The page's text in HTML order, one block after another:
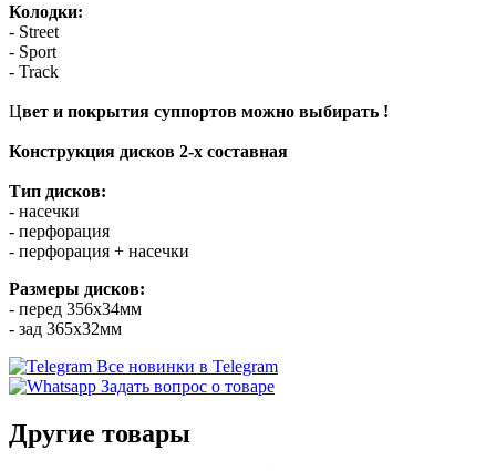
Колодки:
- Street
- Sport
- Track
Цвет и покрытия суппортов можно выбирать !
Конструкция дисков 2-х составная
Тип дисков:
- насечки
- перфорация
- перфорация + насечки
Размеры дисков:
- перед 356х34мм
- зад 365х32мм
Все новинки в Telegram
Задать вопрос о товаре
Другие товары